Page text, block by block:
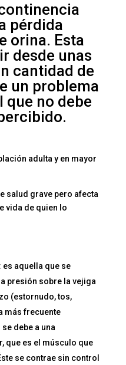
pérdida
orina. Esta
desde unas
cantidad de
un problema
que no debe
adulta y en mayor
salud grave pero afecta
vida de quien lo
: es aquella que se
presión sobre la vejiga
(estornudo, tos,
más frecuente
se debe a una
que es el músculo que
se contrae sin control